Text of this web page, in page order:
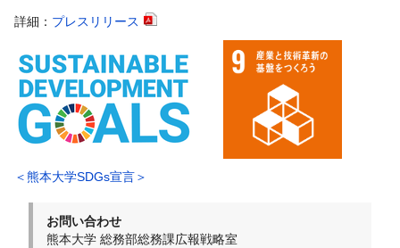
詳細： プレスリリース
＜熊本大学SDGs宣言＞
お問い合わせ
熊本大学 総務部総務課広報戦略室